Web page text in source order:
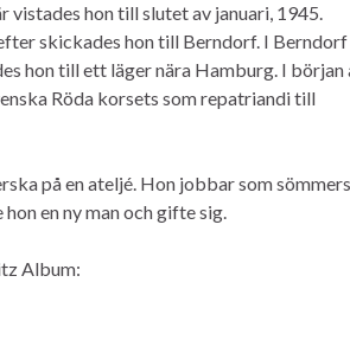
vistades hon till slutet av januari, 1945.
skickades hon till Berndorf. I Berndorf
hon till ett läger nära Hamburg. I början
Röda korsets som repatriandi till
på en ateljé. Hon jobbar som
en ny man och gifte sig.
Album: